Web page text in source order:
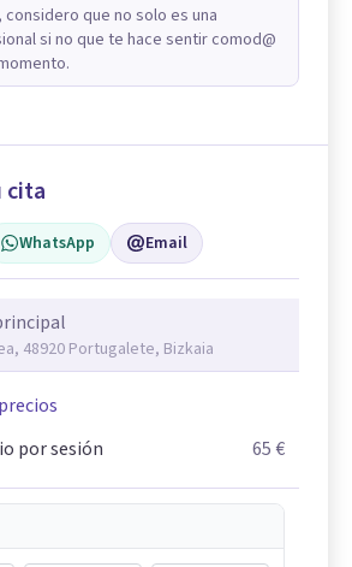
que no solo es una
si no que te hace sentir comod@
cita
WhatsApp Email
48920 Portugalete, Bizkaia
por sesión
65 €